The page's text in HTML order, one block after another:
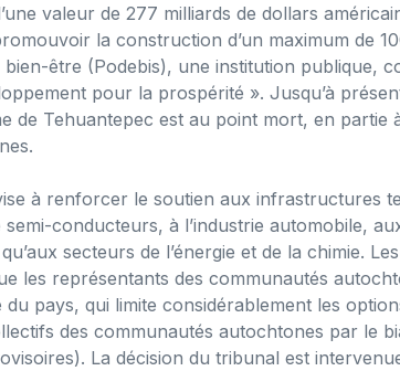
valeur de 277 milliards de dollars
la construction d’un maximum de
être (Podebis), une institution publique,
pour la prospérité ». Jusqu’à
de Tehuantepec est au point mort, en partie
à renforcer le soutien aux infrastructures
conducteurs, à l’industrie automobile,
secteurs de l’énergie et de la chimie.
les représentants des communautés
pays, qui limite considérablement les
des communautés autochtones par le
La décision du tribunal est